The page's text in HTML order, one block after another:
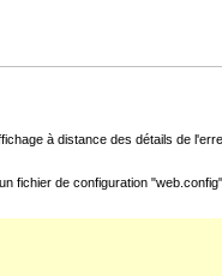
à distance des détails de
de configuration